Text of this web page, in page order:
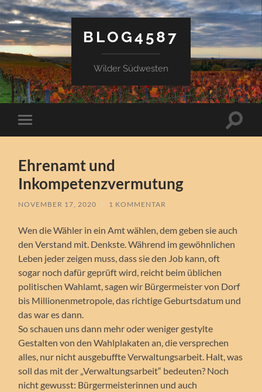
BLOG4587
Wilder Südwesten
Mobile-
Menü
Ehrenamt und
Inkompetenzvermutung
NOVEMBER 17, 2020 / 1 KOMMENTAR
Wen die Wähler in ein Amt wählen, dem geben sie auch
den Verstand mit. Denkste. Während im gewöhnlichen
Leben jeder zeigen muss, dass sie den Job kann, oft
sogar noch dafür geprüft wird, reicht beim üblichen
politischen Wahlamt, sagen wir Bürgermeister von Dorf
bis Millionenmetropole, das richtige Geburtsdatum und
das war es dann.
So schauen uns dann mehr oder weniger gestylte
Gestalten von den Wahlplakaten an, die versprechen
alles, nur nicht ausgebuffte Verwaltungsarbeit. Halt, was
soll das mit der „Verwaltungsarbeit“ bedeuten? Noch
nicht gewusst: Bürgermeisterinnen und auch